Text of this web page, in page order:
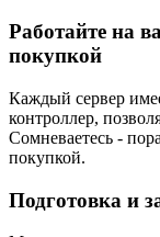
Работайте на
покупкой
Каждый сервер
контроллер,
Сомневаетесь -
покупкой.
Подготовка и